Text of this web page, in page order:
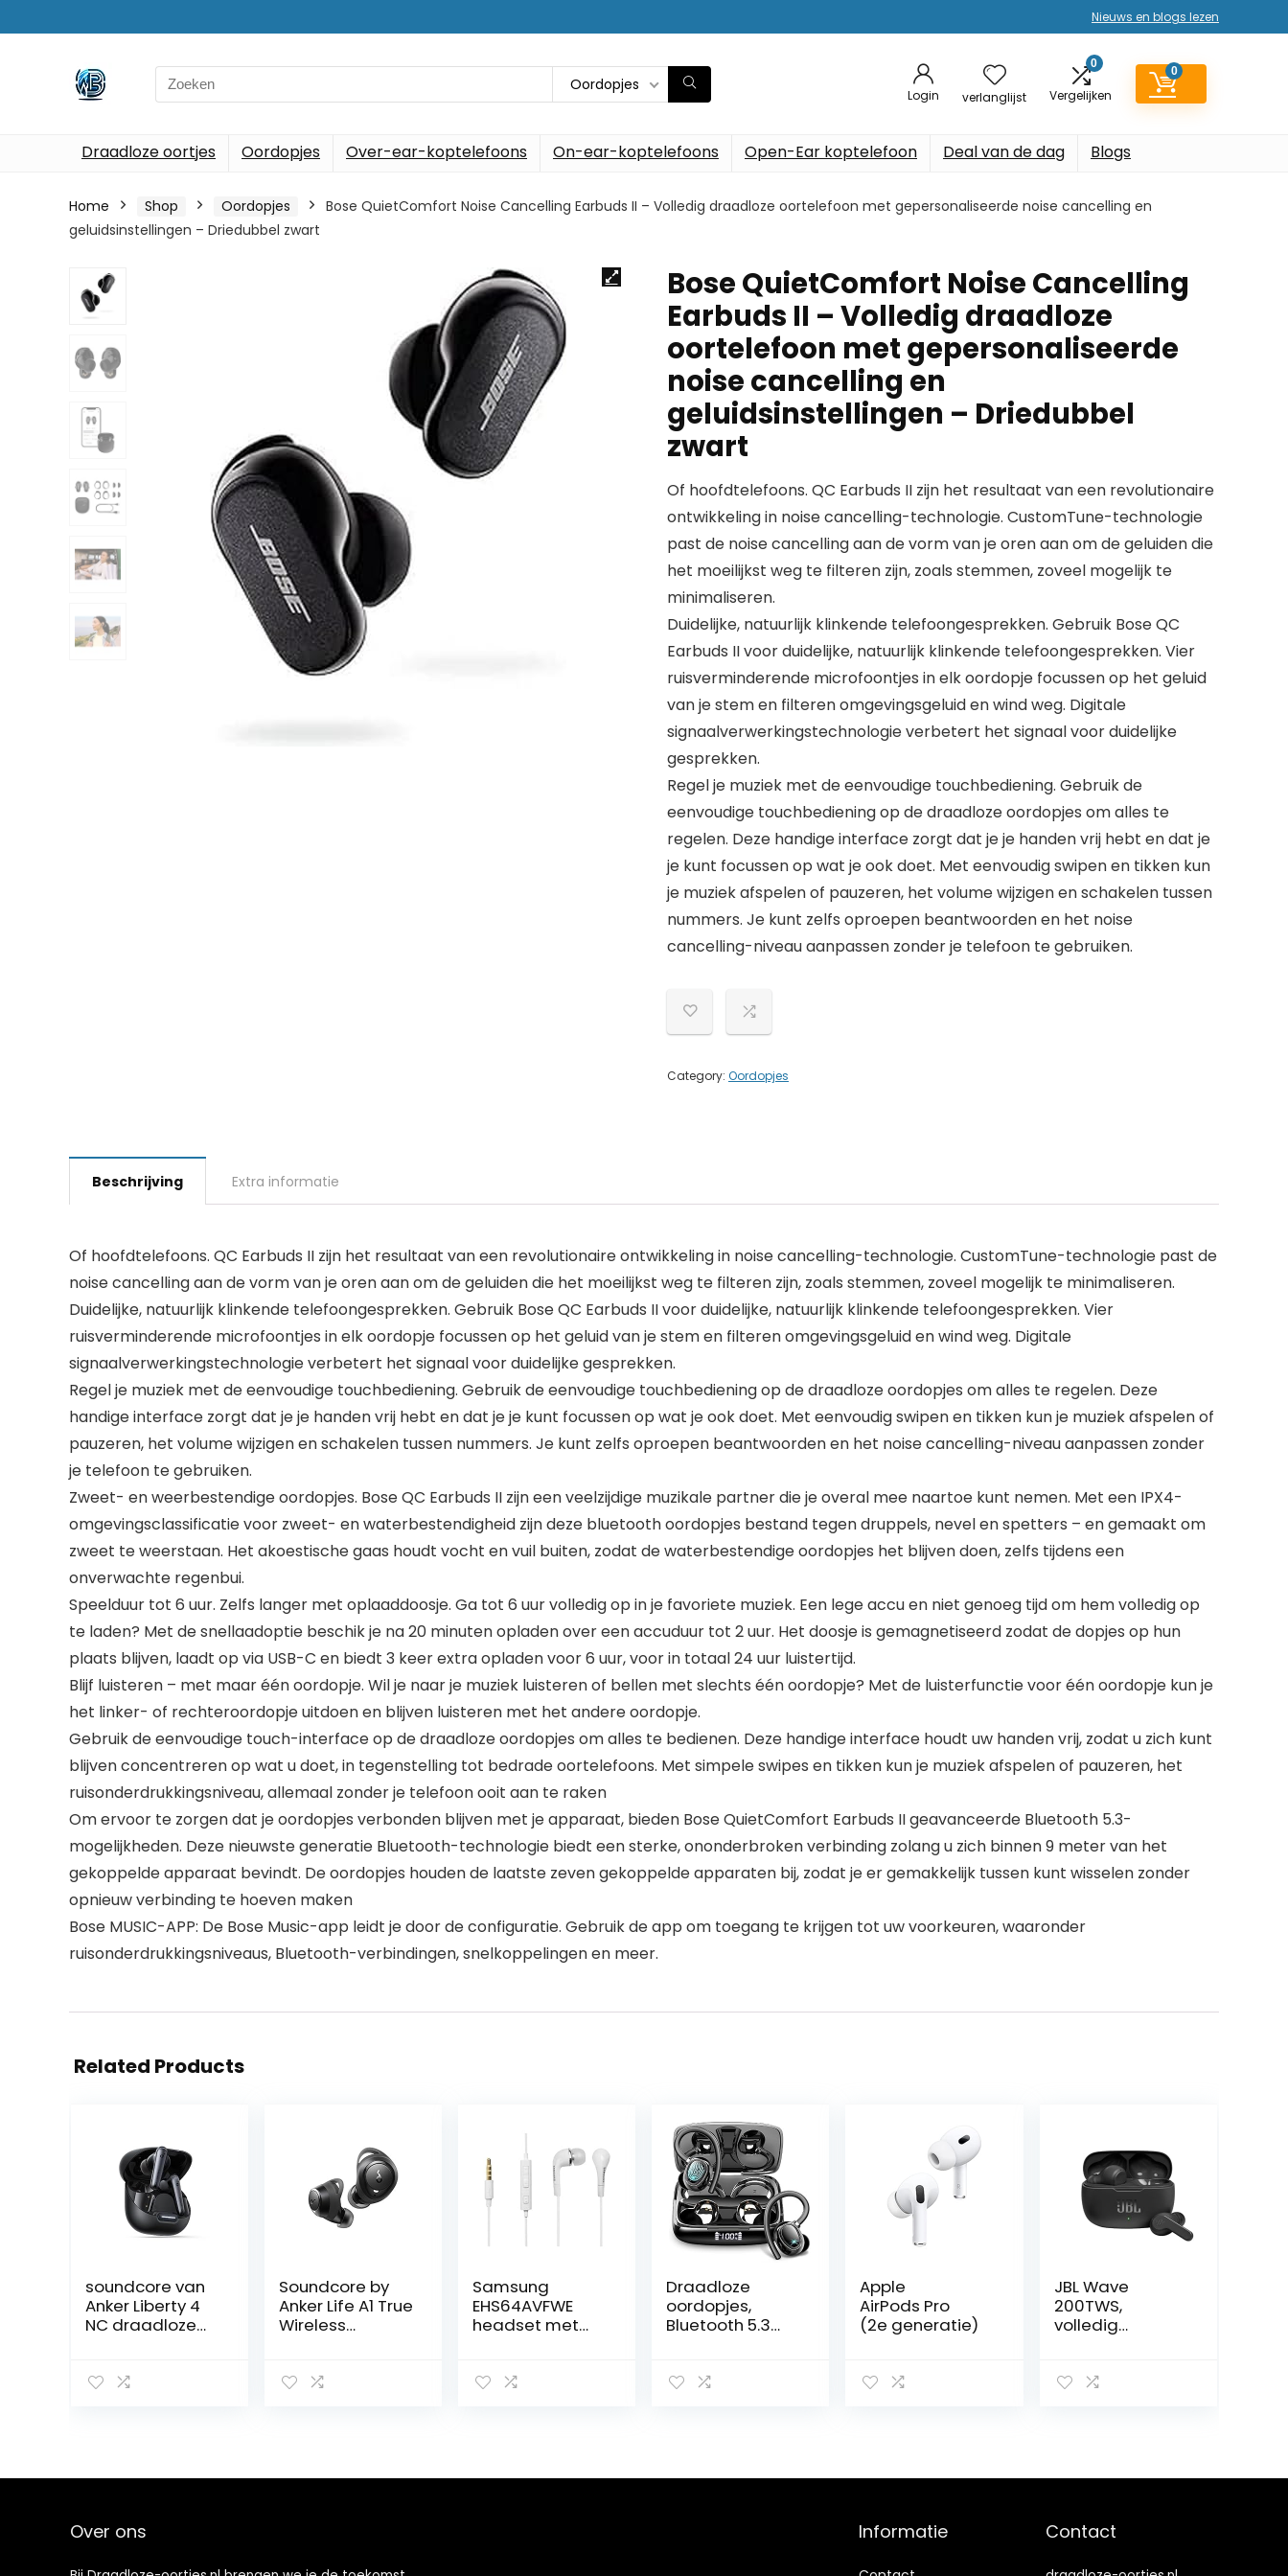
Nieuws en blogs lezen
Search
for:
Oordopjes
Login verlanglijst
0
Vergelijken
0
Draadloze oortjes Oordopjes Over-ear-koptelefoons On-ear-koptelefoons Open-Ear koptelefoon Deal van de dag Blogs
Home Shop Oordopjes
Bose QuietComfort Noise Cancelling Earbuds II – Volledig draadloze oortelefoon met gepersonaliseerde noise cancelling en
geluidsinstellingen – Driedubbel zwart
Bose QuietComfort Noise Cancelling
Earbuds II – Volledig draadloze
oortelefoon met gepersonaliseerde
noise cancelling en
geluidsinstellingen – Driedubbel
zwart
Of hoofdtelefoons. QC Earbuds II zijn het resultaat van een revolutionaire
ontwikkeling in noise cancelling-technologie. CustomTune-technologie
past de noise cancelling aan de vorm van je oren aan om de geluiden die
het moeilijkst weg te filteren zijn, zoals stemmen, zoveel mogelijk te
minimaliseren.
Duidelijke, natuurlijk klinkende telefoongesprekken. Gebruik Bose QC
Earbuds II voor duidelijke, natuurlijk klinkende telefoongesprekken. Vier
ruisverminderende microfoontjes in elk oordopje focussen op het geluid
van je stem en filteren omgevingsgeluid en wind weg. Digitale
signaalverwerkingstechnologie verbetert het signaal voor duidelijke
gesprekken.
Regel je muziek met de eenvoudige touchbediening. Gebruik de
eenvoudige touchbediening op de draadloze oordopjes om alles te
regelen. Deze handige interface zorgt dat je je handen vrij hebt en dat je
je kunt focussen op wat je ook doet. Met eenvoudig swipen en tikken kun
je muziek afspelen of pauzeren, het volume wijzigen en schakelen tussen
nummers. Je kunt zelfs oproepen beantwoorden en het noise
cancelling-niveau aanpassen zonder je telefoon te gebruiken.
Category: Oordopjes
Beschrijving Extra informatie
Of hoofdtelefoons. QC Earbuds II zijn het resultaat van een revolutionaire ontwikkeling in noise cancelling-technologie. CustomTune-technologie past de
noise cancelling aan de vorm van je oren aan om de geluiden die het moeilijkst weg te filteren zijn, zoals stemmen, zoveel mogelijk te minimaliseren.
Duidelijke, natuurlijk klinkende telefoongesprekken. Gebruik Bose QC Earbuds II voor duidelijke, natuurlijk klinkende telefoongesprekken. Vier
ruisverminderende microfoontjes in elk oordopje focussen op het geluid van je stem en filteren omgevingsgeluid en wind weg. Digitale
signaalverwerkingstechnologie verbetert het signaal voor duidelijke gesprekken.
Regel je muziek met de eenvoudige touchbediening. Gebruik de eenvoudige touchbediening op de draadloze oordopjes om alles te regelen. Deze
handige interface zorgt dat je je handen vrij hebt en dat je je kunt focussen op wat je ook doet. Met eenvoudig swipen en tikken kun je muziek afspelen of
pauzeren, het volume wijzigen en schakelen tussen nummers. Je kunt zelfs oproepen beantwoorden en het noise cancelling-niveau aanpassen zonder
je telefoon te gebruiken.
Zweet- en weerbestendige oordopjes. Bose QC Earbuds II zijn een veelzijdige muzikale partner die je overal mee naartoe kunt nemen. Met een IPX4-
omgevingsclassificatie voor zweet- en waterbestendigheid zijn deze bluetooth oordopjes bestand tegen druppels, nevel en spetters – en gemaakt om
zweet te weerstaan. Het akoestische gaas houdt vocht en vuil buiten, zodat de waterbestendige oordopjes het blijven doen, zelfs tijdens een
onverwachte regenbui.
Speelduur tot 6 uur. Zelfs langer met oplaaddoosje. Ga tot 6 uur volledig op in je favoriete muziek. Een lege accu en niet genoeg tijd om hem volledig op
te laden? Met de snellaadoptie beschik je na 20 minuten opladen over een accuduur tot 2 uur. Het doosje is gemagnetiseerd zodat de dopjes op hun
plaats blijven, laadt op via USB-C en biedt 3 keer extra opladen voor 6 uur, voor in totaal 24 uur luistertijd.
Blijf luisteren – met maar één oordopje. Wil je naar je muziek luisteren of bellen met slechts één oordopje? Met de luisterfunctie voor één oordopje kun je
het linker- of rechteroordopje uitdoen en blijven luisteren met het andere oordopje.
Gebruik de eenvoudige touch-interface op de draadloze oordopjes om alles te bedienen. Deze handige interface houdt uw handen vrij, zodat u zich kunt
blijven concentreren op wat u doet, in tegenstelling tot bedrade oortelefoons. Met simpele swipes en tikken kun je muziek afspelen of pauzeren, het
ruisonderdrukkingsniveau, allemaal zonder je telefoon ooit aan te raken
Om ervoor te zorgen dat je oordopjes verbonden blijven met je apparaat, bieden Bose QuietComfort Earbuds II geavanceerde Bluetooth 5.3-
mogelijkheden. Deze nieuwste generatie Bluetooth-technologie biedt een sterke, ononderbroken verbinding zolang u zich binnen 9 meter van het
gekoppelde apparaat bevindt. De oordopjes houden de laatste zeven gekoppelde apparaten bij, zodat je er gemakkelijk tussen kunt wisselen zonder
opnieuw verbinding te hoeven maken
Bose MUSIC-APP: De Bose Music-app leidt je door de configuratie. Gebruik de app om toegang te krijgen tot uw voorkeuren, waaronder
ruisonderdrukkingsniveaus, Bluetooth-verbindingen, snelkoppelingen en meer.
Related Products
soundcore van
Anker Liberty 4
NC draadloze
98,5%
omgeving, Hi-
draadloos
Soundcore by
Anker Life A1 True
Wireless
aangepast
snelladen via
Samsung
EHS64AVFWE
headset met
Draadloze
oordopjes,
Bluetooth 5.3
met ENC
sport oorhaak
Apple
AirPods Pro
(2e generatie) ​​​​​​​
JBL Wave
200TWS,
volledig
JBL Deep Bass
Over ons Informatie Contact